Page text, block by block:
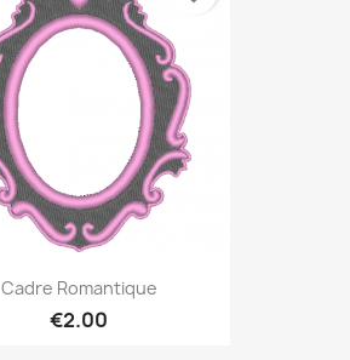
Cadre Romantique
€2.00